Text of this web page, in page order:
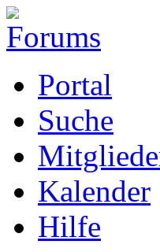
Portal
Suche
Kalender
Hilfe